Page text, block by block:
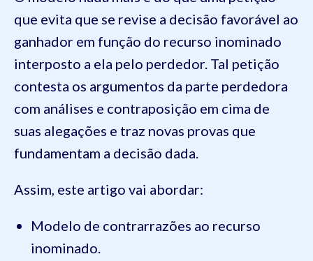
que evita que se revise a decisão favorável ao
ganhador em função do recurso inominado
interposto a ela pelo perdedor. Tal petição
contesta os argumentos da parte perdedora
com análises e contraposição em cima de
suas alegações e traz novas provas que
fundamentam a decisão dada.
Assim, este artigo vai abordar:
Modelo de contrarrazões ao recurso
inominado.